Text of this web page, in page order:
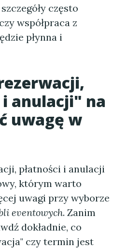
często
współpraca z
płynna i
i anulacji" na
uwagę w
płatności i anulacji
którym warto
uwagi przy wyborze
eventowych. Zanim
dokładnie, co
czy termin jest